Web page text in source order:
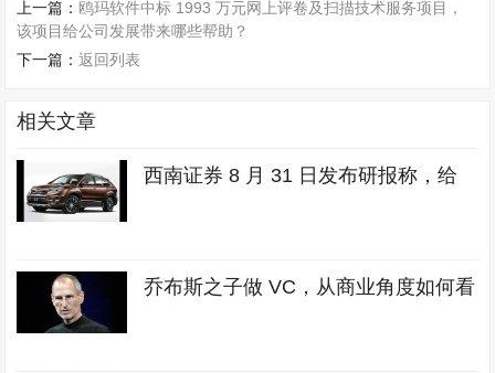
上一篇： 鸥玛软件中标 1993 万元网上评卷及扫描技术服务项目，
该项目给公司发展带来哪些帮助？
下一篇：返回列表
相关文章
西南证券 8 月 31 日发布研报称，给
乔布斯之子做 VC，从商业角度如何看